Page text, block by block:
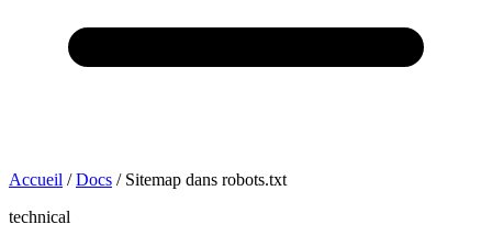
Accueil / Docs / Sitemap dans robots.txt
technical